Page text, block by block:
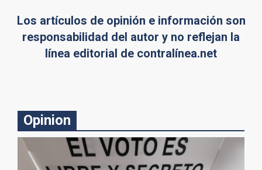
Los artículos de opinión e información son
responsabilidad del autor y no reflejan la
línea editorial de contralínea.net
Opinion